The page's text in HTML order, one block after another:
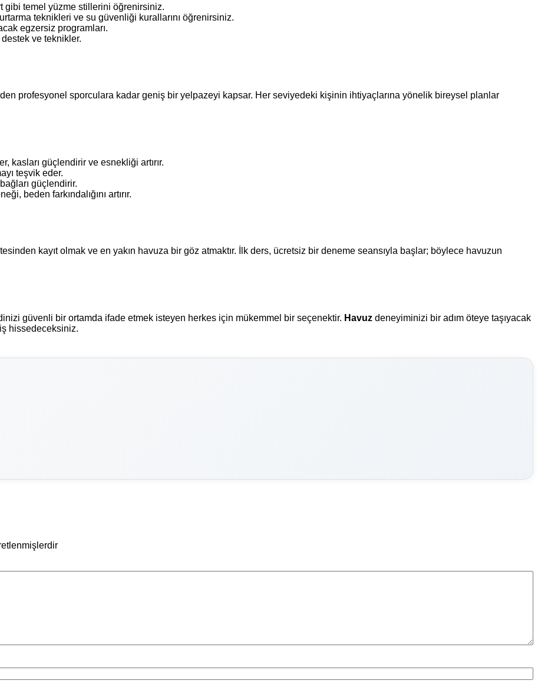
gibi temel yüzme stillerini öğrenirsiniz.
teknikleri ve su güvenliği kurallarını öğrenirsiniz.
egzersiz programları.
ve teknikler.
profesyonel sporculara kadar geniş bir yelpazeyi kapsar. Her seviyedeki kişinin ihtiyaçlarına yönelik bireysel planlar
kasları güçlendirir ve esnekliği artırır.
teşvik eder.
güçlendirir.
beden farkındalığını artırır.
kayıt olmak ve en yakın havuza bir göz atmaktır. İlk ders, ücretsiz bir deneme seansıyla başlar; böylece havuzun
güvenli bir ortamda ifade etmek isteyen herkes için mükemmel bir seçenektir. Havuz deneyiminizi bir adım öteye taşıyacak
hissedeceksiniz.